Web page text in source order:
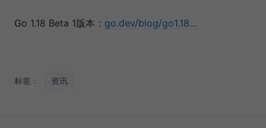
Go 1.18 Beta 1版本： go.dev/blog/go1.18…
标签： 资讯